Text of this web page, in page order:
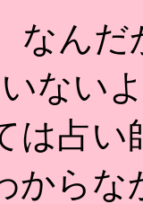
なん
ない
は占
からな